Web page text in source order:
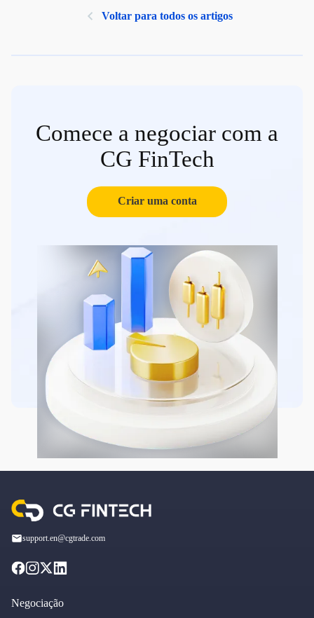
Voltar para todos os artigos
Comece a negociar com a
CG FinTech
Criar uma conta
support.en@cgtrade.com
Negociação